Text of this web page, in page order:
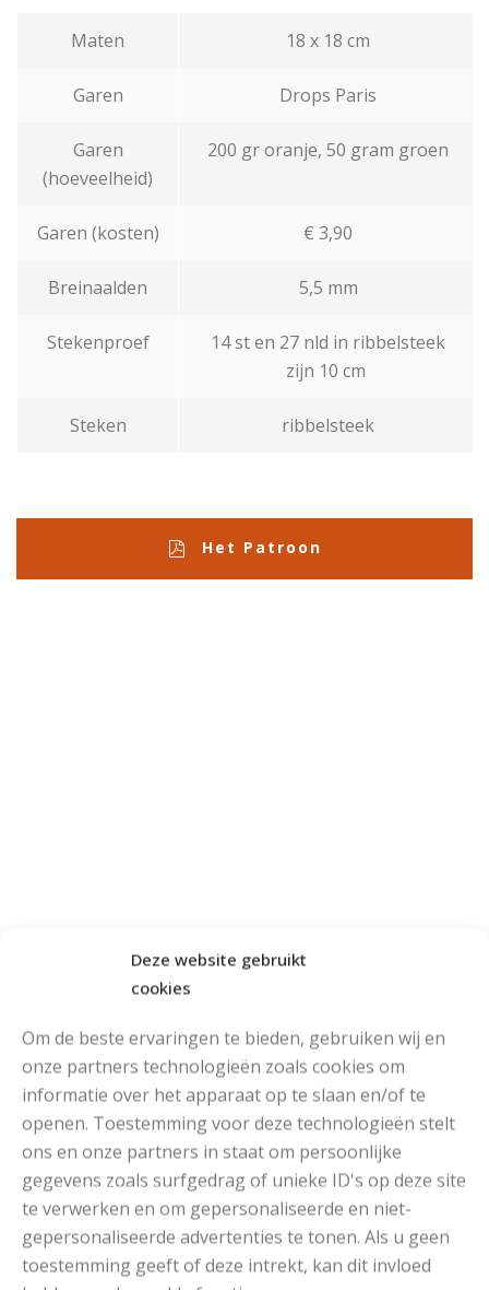
Deze website gebruikt
cookies
Om de beste ervaringen te bieden, gebruiken wij en
onze partners technologieën zoals cookies om
informatie over het apparaat op te slaan en/of te
openen. Toestemming voor deze technologieën stelt
ons en onze partners in staat om persoonlijke
gegevens zoals surfgedrag of unieke ID's op deze site
te verwerken en om gepersonaliseerde en niet-
gepersonaliseerde advertenties te tonen. Als u geen
toestemming geeft of deze intrekt, kan dit invloed
Maten 18 x 18 cm
Garen Drops Paris
Garen
(hoeveelheid)
200 gr oranje, 50 gram groen
Garen (kosten) € 3,90
Breinaalden 5,5 mm
Stekenproef
14 st en 27 nld in ribbelsteek
zijn 10 cm
Steken ribbelsteek
Het Patroon
Drops Paris,Halloween
RECOMMENDED POSTS